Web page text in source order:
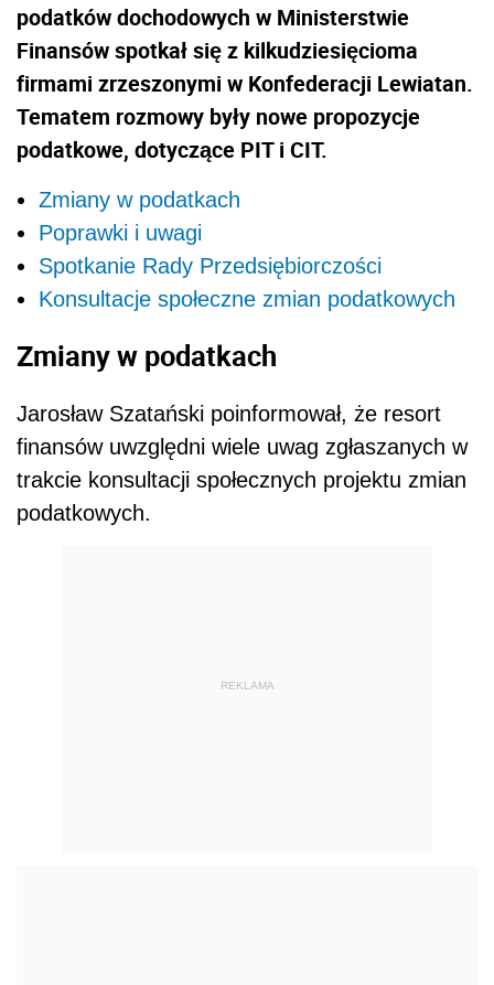
podatków dochodowych w Ministerstwie
Finansów spotkał się z kilkudziesięcioma
firmami zrzeszonymi w Konfederacji Lewiatan.
Tematem rozmowy były nowe propozycje
podatkowe, dotyczące PIT i CIT.
Zmiany w podatkach
Poprawki i uwagi
Spotkanie Rady Przedsiębiorczości
Konsultacje społeczne zmian podatkowych
Zmiany w podatkach
Jarosław Szatański poinformował, że resort
finansów uwzględni wiele uwag zgłaszanych w
trakcie konsultacji społecznych projektu zmian
podatkowych.
REKLAMA